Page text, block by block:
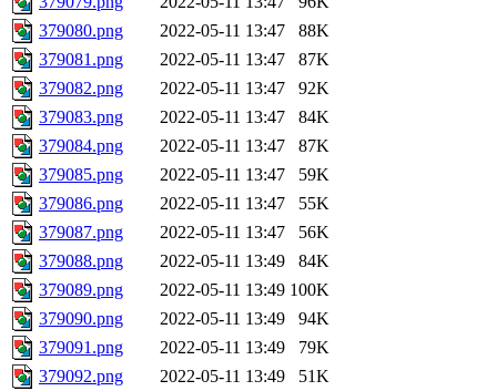
379080.png
2022-05-11 13:47
88K
379081.png
2022-05-11 13:47
87K
379082.png
2022-05-11 13:47
92K
379083.png
2022-05-11 13:47
84K
379084.png
2022-05-11 13:47
87K
379085.png
2022-05-11 13:47
59K
379086.png
2022-05-11 13:47
55K
379087.png
2022-05-11 13:47
56K
379088.png
2022-05-11 13:49
84K
379089.png
2022-05-11 13:49 100K
379090.png
2022-05-11 13:49
94K
379091.png
2022-05-11 13:49
79K
379092.png
2022-05-11 13:49
51K